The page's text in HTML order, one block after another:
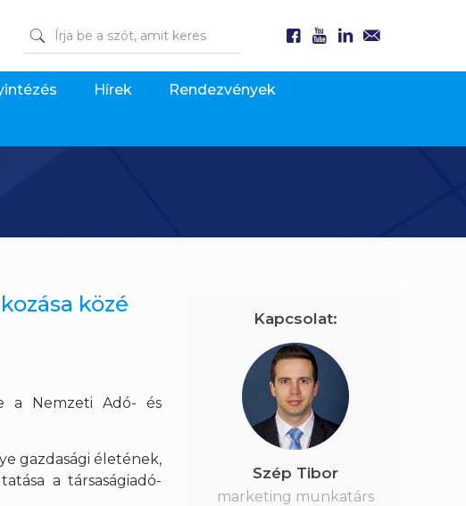
Hírek Rendezvények
közé
a Nemzeti Adó- és
gazdasági életének,
a társaságiadó-
Kapcsolat:
Szép Tibor
marketing munkatárs